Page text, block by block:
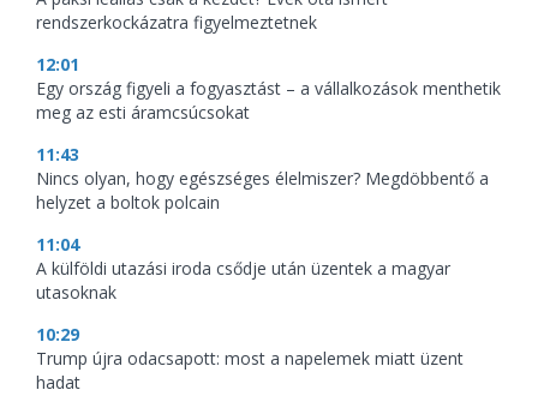
rendszerkockázatra figyelmeztetnek
12:01
Egy ország figyeli a fogyasztást – a vállalkozások menthetik
meg az esti áramcsúcsokat
11:43
Nincs olyan, hogy egészséges élelmiszer? Megdöbbentő a
helyzet a boltok polcain
11:04
A külföldi utazási iroda csődje után üzentek a magyar
utasoknak
10:29
Trump újra odacsapott: most a napelemek miatt üzent
hadat